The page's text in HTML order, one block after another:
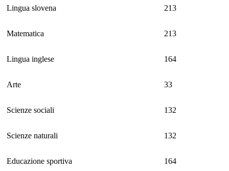
Lingua slovena 213
Matematica 213
Lingua inglese 164
Arte 33
Scienze sociali 132
Scienze naturali 132
Educazione sportiva 164